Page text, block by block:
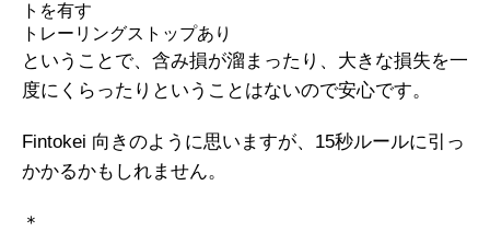
トを有す
トレーリングストップあり
ということで、含み損が溜まったり、大きな損失を一
度にくらったりということはないので安心です。
Fintokei 向きのように思いますが、15秒ルールに引っ
かかるかもしれません。
＊